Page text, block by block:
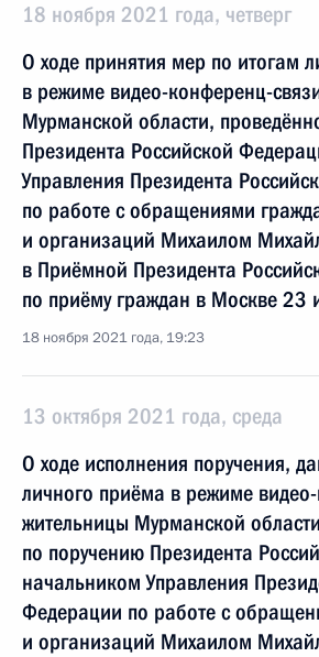
18 ноября 2021 года, четверг
О ходе принятия мер по итогам
в режиме видео-конференц-
Мурманской области,
Президента Российской
Управления Президента
по работе с обращениями
и организаций Михаилом
в Приёмной Президента
по приёму граждан в Москве 23
18 ноября 2021 года, 19:23
13 октября 2021 года, среда
О ходе исполнения поручения,
личного приёма в режиме
жительницы Мурманской
по поручению Президента
начальником Управления
Федерации по работе с
и организаций Михаилом